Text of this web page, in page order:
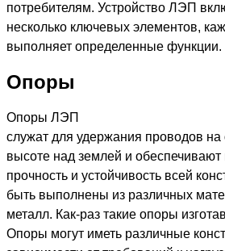
потребителям. Устройство ЛЭП
несколько ключевых элементов,
выполняет определенные функции.
Опоры
Опоры ЛЭП
служат для удержания проводов на
высоте над землей и
прочность и устойчивость всей
быть выполнены из различных
металл. Как-раз такие опоры
Опоры могут иметь различные